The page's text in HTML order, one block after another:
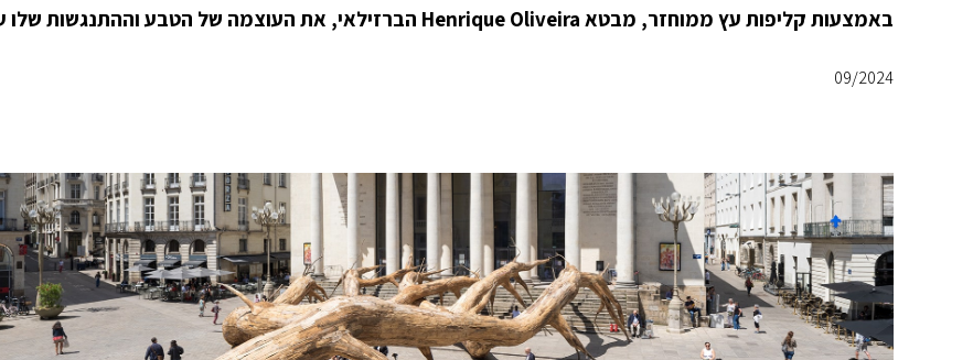
באמצעות קליפות עץ ממוחזר, מבטא Henrique Oliveira הברזילאי, את העוצמה של הטבע וההתנגשות שלו עם העיר.
09/2024